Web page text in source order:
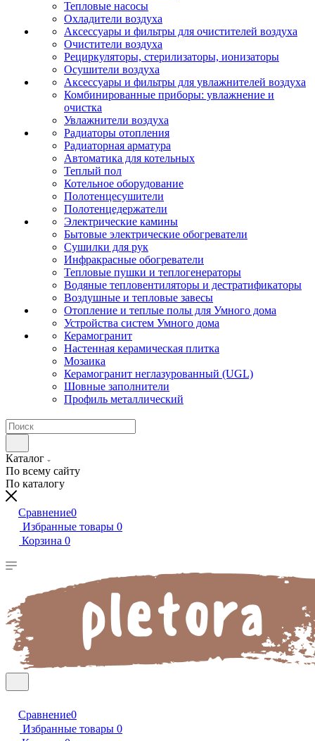
Тепловые насосы
Охладители воздуха
Аксессуары и фильтры для очистителей воздуха
Очистители воздуха
Рециркуляторы, стерилизаторы, ионизаторы
Осушители воздуха
Аксессуары и фильтры для увлажнителей воздуха
Комбинированные приборы: увлажнение и
очистка
Увлажнители воздуха
Радиаторы отопления
Радиаторная арматура
Автоматика для котельных
Теплый пол
Котельное оборудование
Полотенцесушители
Полотенцедержатели
Электрические камины
Бытовые электрические обогреватели
Сушилки для рук
Инфракрасные обогреватели
Тепловые пушки и теплогенераторы
Водяные тепловентиляторы и дестратификаторы
Воздушные и тепловые завесы
Отопление и теплые полы для Умного дома
Устройства систем Умного дома
Керамогранит
Настенная керамическая плитка
Мозаика
Керамогранит неглазурованный (UGL)
Шовные заполнители
Профиль металлический
Каталог
По всему сайту
По каталогу
Сравнение0
Избранные товары 0
Корзина 0
Сравнение0
Избранные товары 0